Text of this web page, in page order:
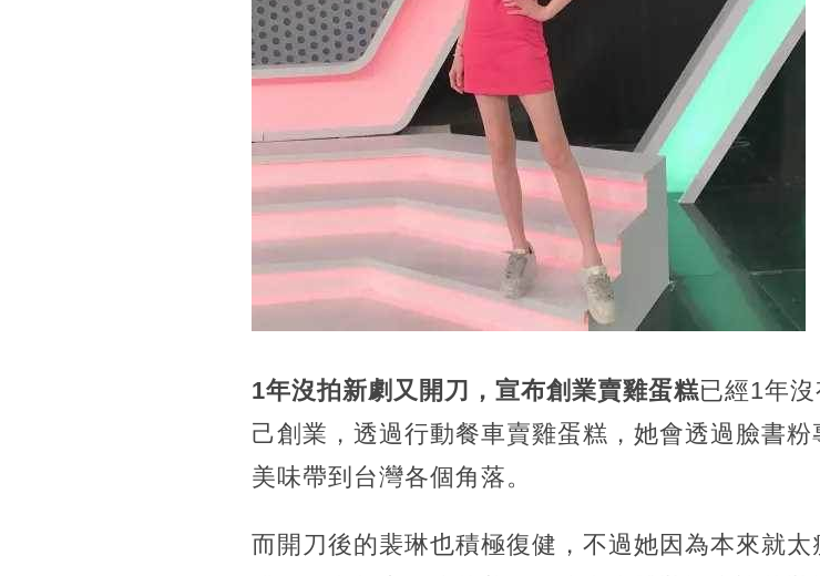
1年沒拍新劇又開刀，宣布創業賣雞蛋糕已經1年
己創業，透過行動餐車賣雞蛋糕，她會透過臉書
美味帶到台灣各個角落。
而開刀後的裴琳也積極復健，不過她因為本來就